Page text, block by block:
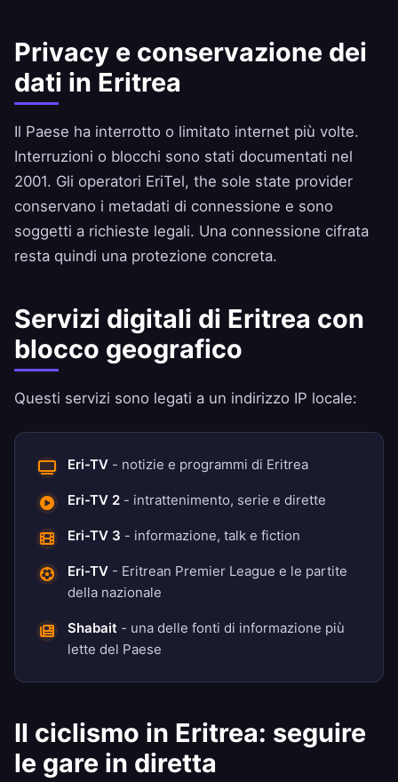
Privacy e conservazione dei
dati in Eritrea
Il Paese ha interrotto o limitato internet più volte.
Interruzioni o blocchi sono stati documentati nel
2001. Gli operatori EriTel, the sole state provider
conservano i metadati di connessione e sono
soggetti a richieste legali. Una connessione cifrata
resta quindi una protezione concreta.
Servizi digitali di Eritrea con
blocco geografico
Questi servizi sono legati a un indirizzo IP locale:
Eri-TV - notizie e programmi di Eritrea
Eri-TV 2 - intrattenimento, serie e dirette
Eri-TV 3 - informazione, talk e fiction
Eri-TV - Eritrean Premier League e le partite
della nazionale
Shabait - una delle fonti di informazione più
lette del Paese
Il ciclismo in Eritrea: seguire
le gare in diretta